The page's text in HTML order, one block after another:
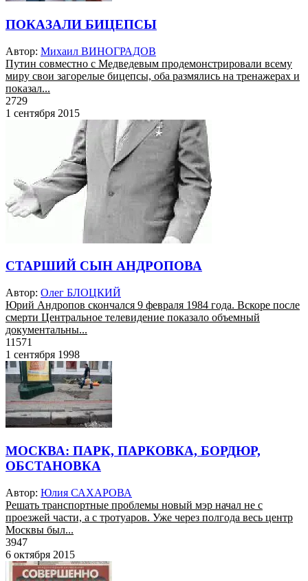
ПОКАЗАЛИ БИЦЕПСЫ
Автор: Михаил ВИНОГРАДОВ
Путин совместно с Медведевым продемонстрировали всему
миру свои загорелые бицепсы, оба размялись на тренажерах и
показал...
2729
1 сентября 2015
СТАРШИЙ СЫН АНДРОПОВА
Автор: Олег БЛОЦКИЙ
Юрий Андропов скончался 9 февраля 1984 года. Вскоре после
смерти Центральное телевидение показало объемный
документальны...
11571
1 сентября 1998
МОСКВА: ПАРК, ПАРКОВКА, БОРДЮР,
ОБСТАНОВКА
Автор: Юлия САХАРОВА
Решать транспортные проблемы новый мэр начал не с
проезжей части, а с тротуаров. Уже через полгода весь центр
Москвы был...
3947
6 октября 2015